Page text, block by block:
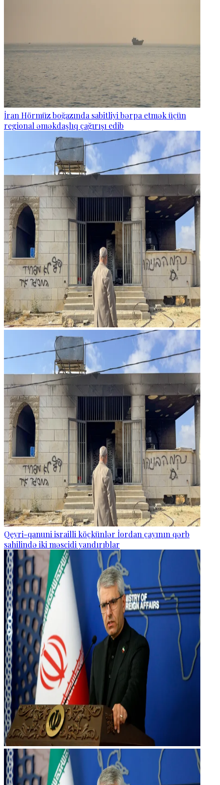
İran Hörmüz boğazında sabitliyi bərpa etmək üçün
regional əməkdaşlıq çağırışı edib
Qeyri-qanuni israilli köçkünlər İordan çayının qərb
sahilində iki məscidi yandırıblar